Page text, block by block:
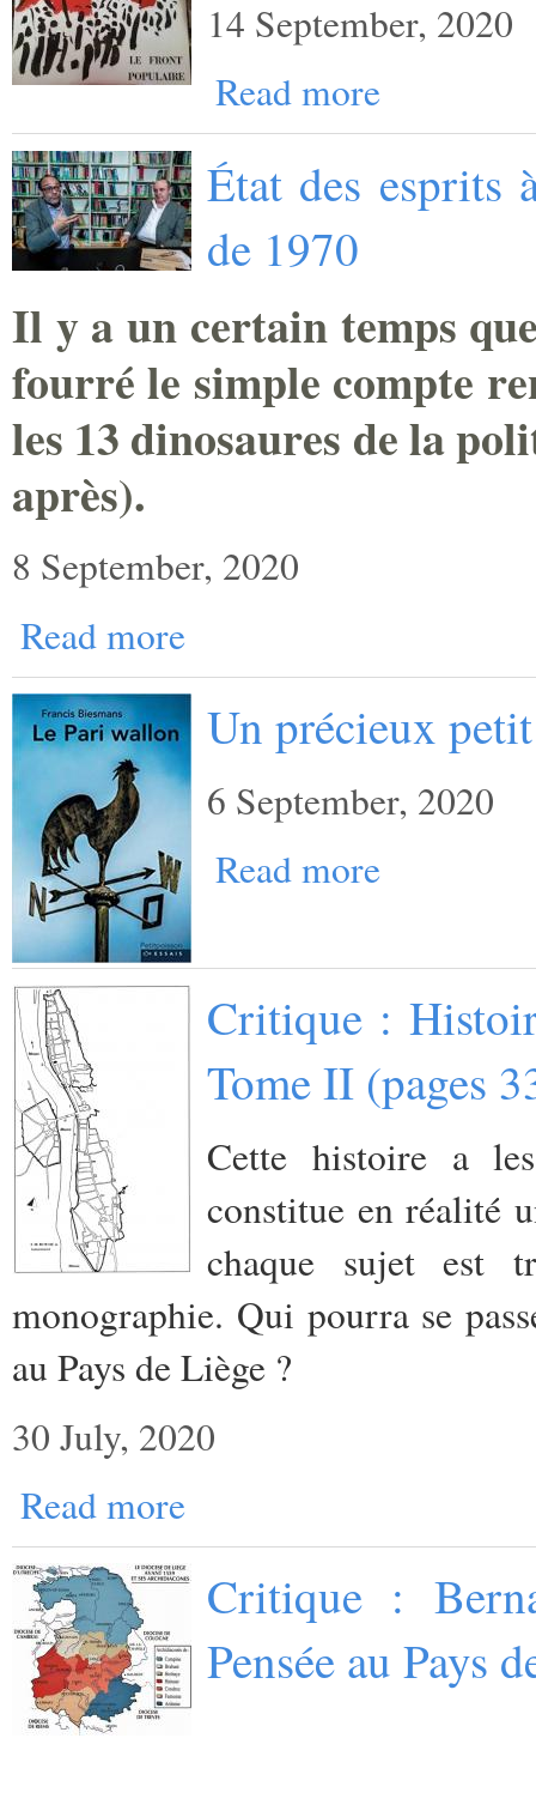
14 September, 2020
Read more
État des esprits
de 1970
Il y a un certain temps
fourré le simple compte
les 13 dinosaures de la
après).
8 September, 2020
Read more
Un précieux
6 September, 2020
Read more
Critique :
Tome II (pages
Cette histoire a
constitue en réalité
chaque sujet est
monographie. Qui pourra se
au Pays de Liège ?
30 July, 2020
Read more
Critique :
Pensée au Pays